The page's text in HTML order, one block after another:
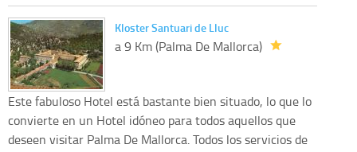
Kloster Santuari de Lluc
a 9 Km (Palma De Mallorca)
Este fabuloso Hotel está bastante bien situado, lo que lo
convierte en un Hotel idóneo para todos aquellos que
deseen visitar Palma De Mallorca. Todos los servicios de